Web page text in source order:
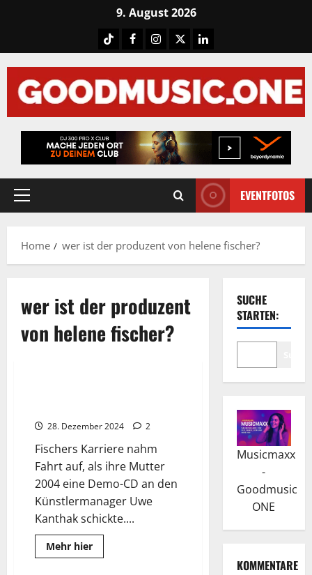
9. August 2026
TiktokFacebook
Instagram
X LinkedIN
Primary
EVENTFOTOS
Home wer ist der produzent von helene fischer?
wer ist der produzent
von helene fischer?
28. Dezember 2024 2
Fischers Karriere nahm
Fahrt auf, als ihre Mutter
2004 eine Demo-CD an den
Künstlermanager Uwe
Kanthak schickte....
Mehr hierRead
more
SUCHE
STARTEN:
Musicmaxx
-
Goodmusic
ONE
KOMMENTARE